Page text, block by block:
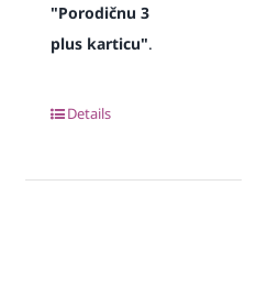
"Porodičnu 3
plus karticu".
Details